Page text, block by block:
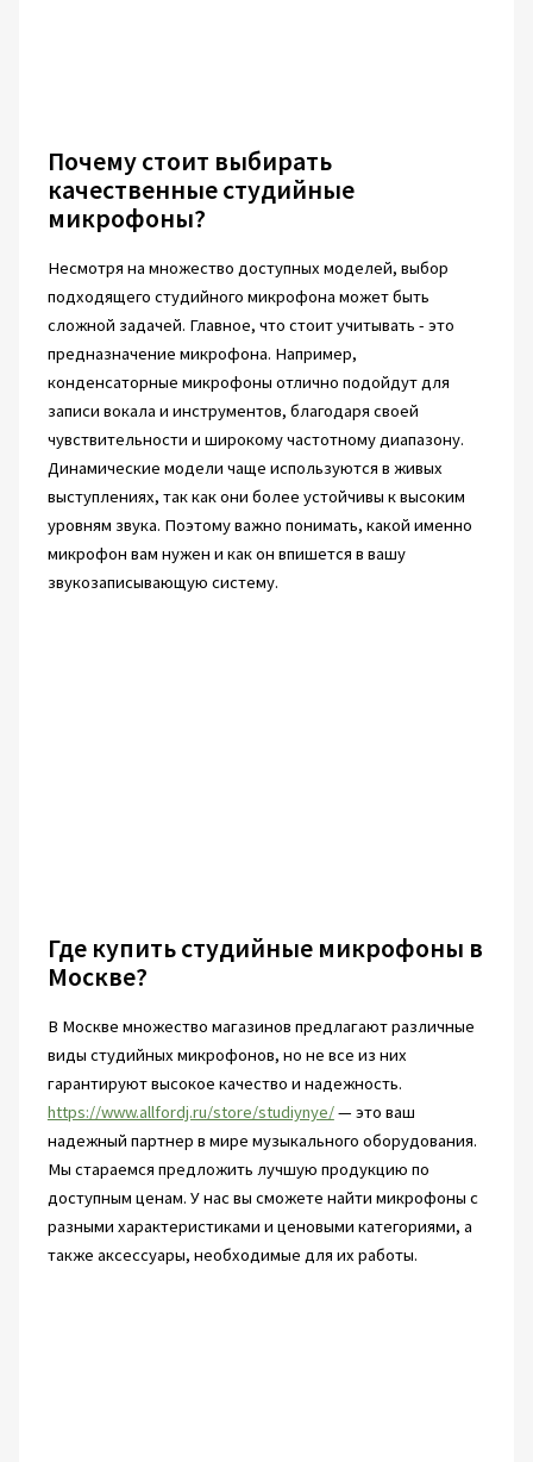
Почему стоит выбирать
качественные студийные
микрофоны?
Несмотря на множество доступных моделей, выбор
подходящего студийного микрофона может быть
сложной задачей. Главное, что стоит учитывать - это
предназначение микрофона. Например,
конденсаторные микрофоны отлично подойдут для
записи вокала и инструментов, благодаря своей
чувствительности и широкому частотному диапазону.
Динамические модели чаще используются в живых
выступлениях, так как они более устойчивы к высоким
уровням звука. Поэтому важно понимать, какой именно
микрофон вам нужен и как он впишется в вашу
звукозаписывающую систему.
Где купить студийные микрофоны в
Москве?
В Москве множество магазинов предлагают различные
виды студийных микрофонов, но не все из них
гарантируют высокое качество и надежность.
https://www.allfordj.ru/store/studiynye/— это ваш
надежный партнер в мире музыкального оборудования.
Мы стараемся предложить лучшую продукцию по
доступным ценам. У нас вы сможете найти микрофоны с
разными характеристиками и ценовыми категориями, а
также аксессуары, необходимые для их работы.